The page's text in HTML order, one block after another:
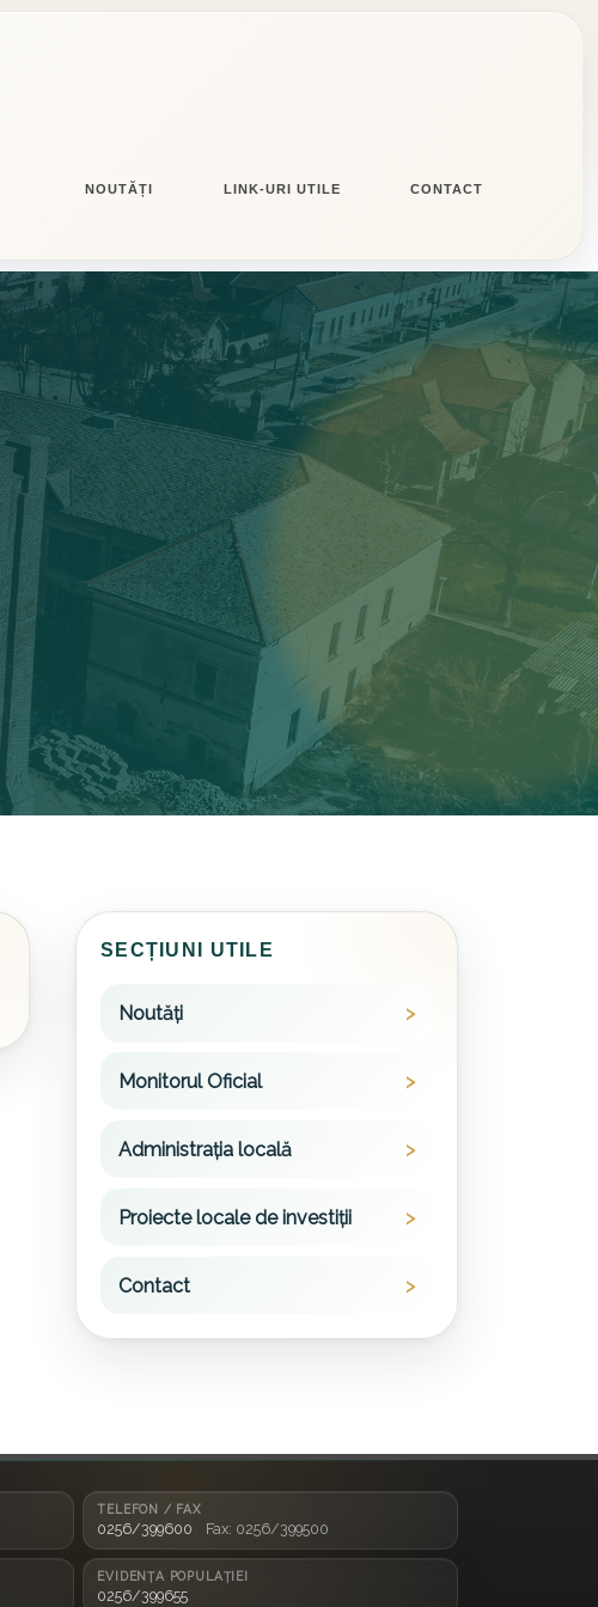
NOUTĂȚI LINK-URI UTILE CONTACT
SECȚIUNI UTILE
Noutăți
Monitorul Oficial
Administrația locală
Proiecte locale de investiții
Contact
TELEFON / FAX
0256/399600 Fax: 0256/399500
EVIDENȚA POPULAȚIEI
0256/399655